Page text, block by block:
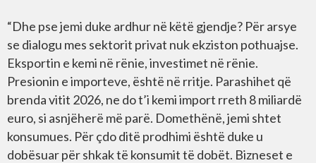
“Dhe pse jemi duke ardhur në këtë gjendje? Për arsye
se dialogu mes sektorit privat nuk ekziston pothuajse.
Eksportin e kemi në rënie, investimet në rënie.
Presionin e importeve, është në rritje. Parashihet që
brenda vitit 2026, ne do t’i kemi import rreth 8 miliardë
euro, si asnjëherë më parë. Domethënë, jemi shtet
konsumues. Për çdo ditë prodhimi është duke u
dobësuar për shkak të konsumit të dobët. Bizneset e